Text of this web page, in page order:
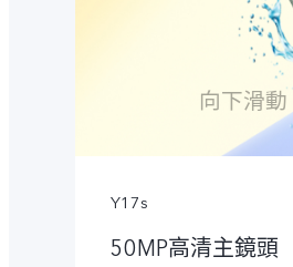
Y17s
50MP高清主鏡頭